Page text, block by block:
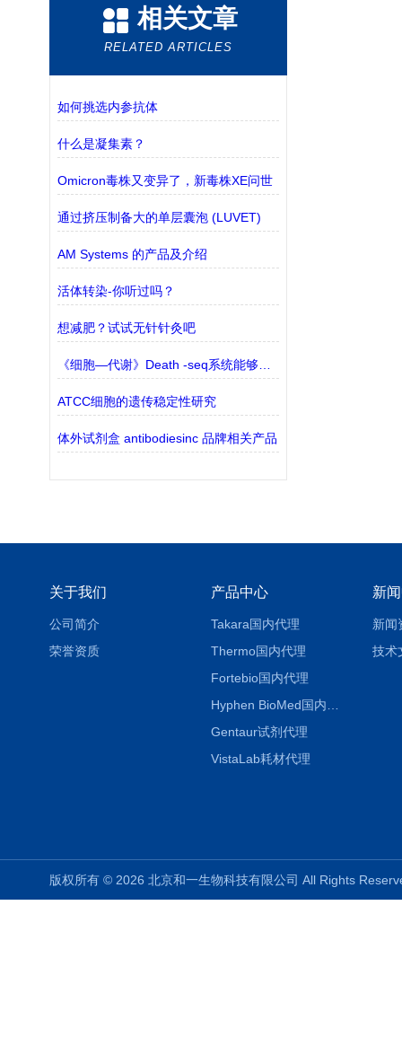
相关文章
RELATED ARTICLES
如何挑选内参抗体
什么是凝集素？
Omicron毒株又变异了，新毒株XE问世
通过挤压制备大的单层囊泡 (LUVET)
AM Systems 的产品及介绍
活体转染-你听过吗？
想减肥？试试无针针灸吧
ATCC细胞的遗传稳定性研究
体外试剂盒 antibodiesinc 品牌相关产品
关于我们
公司简介
荣誉资质
产品中心
Takara国内代理
Thermo国内代理
Fortebio国内代理
Gentaur试剂代理
VistaLab耗材代理
新
新闻
技术
版权所有 © 2026 北京和一生物科技有限公司 All Rights